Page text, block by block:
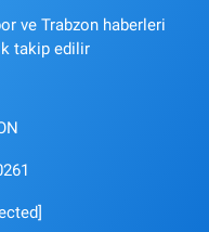
ve Trabzon haberleri
takip edilir